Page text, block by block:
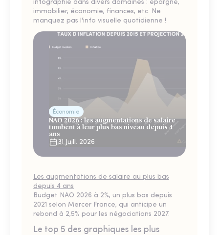
infographie dans divers domaines : épargne,
immobilier, économie, finances, etc. Ne
manquez pas l'info visuelle quotidienne !
Économie
NAO 2026 : les augmentations de salaire
tombent à leur plus bas niveau depuis 4
ans
31 Juill. 2026
Les augmentations de salaire au plus bas
depuis 4 ans
Budget NAO 2026 à 2%, un plus bas depuis
2021 selon Mercer France, qui anticipe un
rebond à 2,5% pour les négociations 2027.
Le top 5 des graphiques les plus